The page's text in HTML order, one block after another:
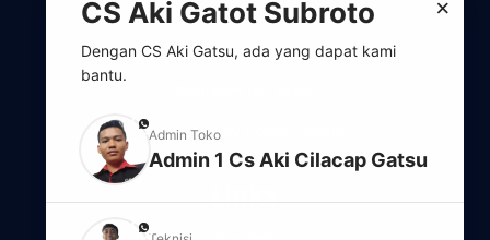
Govt License #938932
Approved by Lorem
Regulated by Lorem imsum
Links
×
CS Aki Gatot Subroto
Dengan CS Aki Gatsu, ada yang dapat kami
bantu.
phone Admin Toko
Admin 1 Cs Aki Cilacap Gatsu
phone